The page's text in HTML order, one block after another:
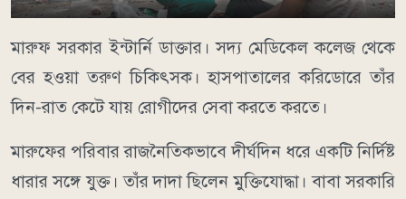
মারুফ সরকার ইন্টার্নি ডাক্তার। সদ্য মেডিকেল কলেজ থেকে
বের হওয়া তরুণ চিকিৎসক। হাসপাতালের করিডোরে তাঁর
দিন-রাত কেটে যায় রোগীদের সেবা করতে করতে।
মারুফের পরিবার রাজনৈতিকভাবে দীর্ঘদিন ধরে একটি নির্দিষ্ট
ধারার সঙ্গে যুক্ত। তাঁর দাদা ছিলেন মুক্তিযোদ্ধা। বাবা সরকারি